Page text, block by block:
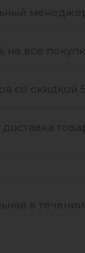
на все
со скидкой
в